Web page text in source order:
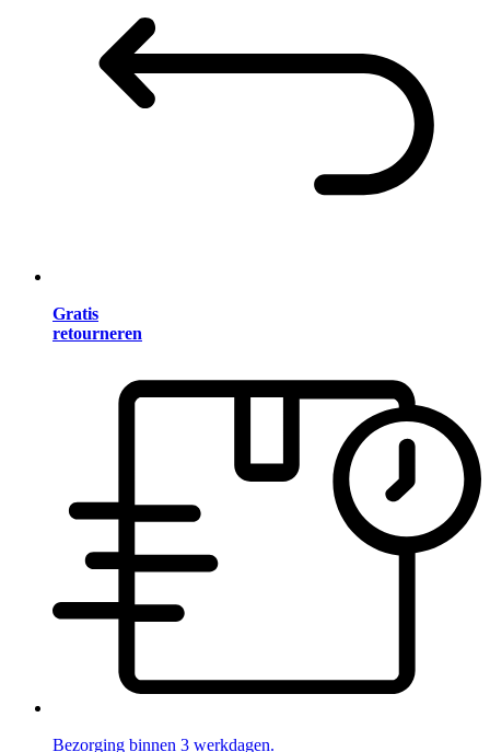
Gratis
retourneren
Bezorging binnen 3 werkdagen.